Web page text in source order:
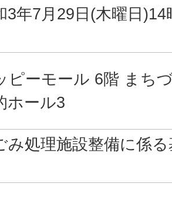
3年7月29日(木曜日)14
ピーモール 6階 まち
ホール3
み処理施設整備に係